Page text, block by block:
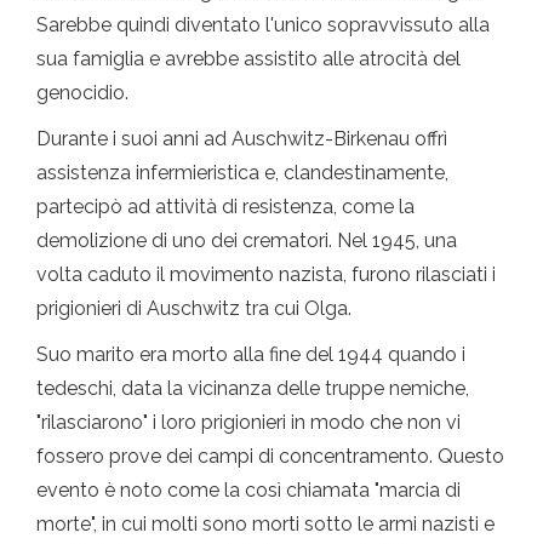
Sarebbe quindi diventato l'unico sopravvissuto alla
sua famiglia e avrebbe assistito alle atrocità del
genocidio.
Durante i suoi anni ad Auschwitz-Birkenau offrì
assistenza infermieristica e, clandestinamente,
partecipò ad attività di resistenza, come la
demolizione di uno dei crematori. Nel 1945, una
volta caduto il movimento nazista, furono rilasciati i
prigionieri di Auschwitz tra cui Olga.
Suo marito era morto alla fine del 1944 quando i
tedeschi, data la vicinanza delle truppe nemiche,
"rilasciarono" i loro prigionieri in modo che non vi
fossero prove dei campi di concentramento. Questo
evento è noto come la così chiamata "marcia di
morte", in cui molti sono morti sotto le armi nazisti e